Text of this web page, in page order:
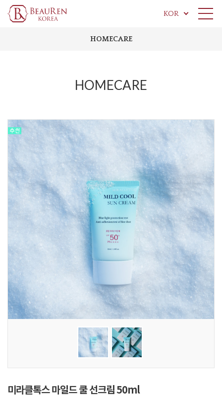
KOR
HOMECARE
HOMECARE
미라클톡스 마일드 쿨 선크림 50ml